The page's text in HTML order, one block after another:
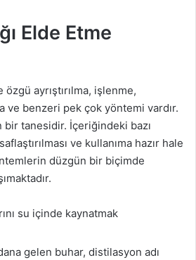
Elde Etme
ayrıştırılma, işlenme,
ve benzeri pek çok yöntemi vardır.
bir tanesidir. İçeriğindeki bazı
ve kullanıma hazır hale
düzgün bir biçimde
su içinde kaynatmak
gelen buhar, distilasyon adı